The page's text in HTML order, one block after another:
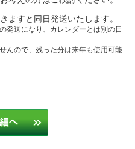
ますと同日発送いたします。
発送になり、カレンダーとは別の日
んので、残った分は来年も使用可能